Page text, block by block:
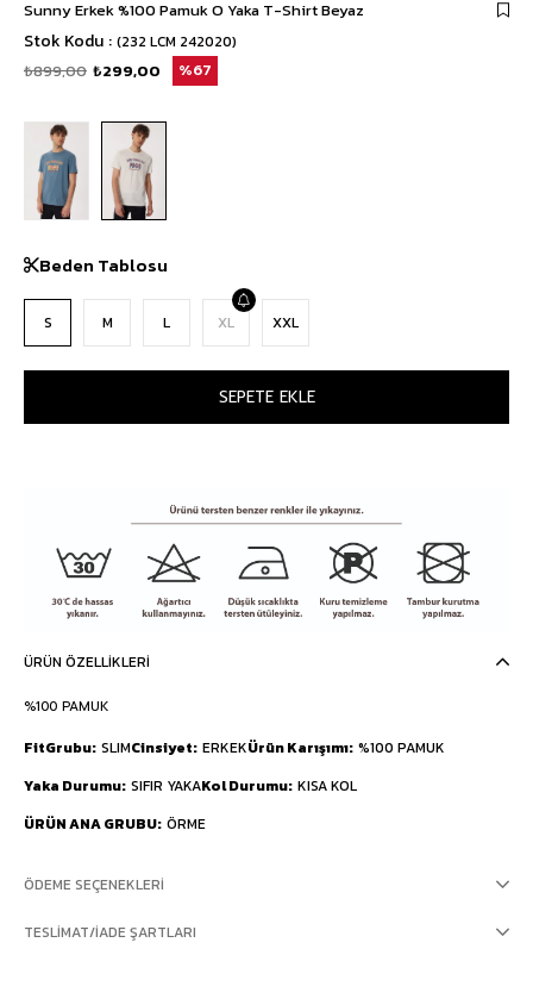
Sunny Erkek %100 Pamuk O Yaka T-Shirt Beyaz
Stok Kodu (232 LCM 242020)
₺899,00 ₺299,00 67
Beden Tablosu
S M L XL XXL
ÜRÜN ÖZELLIKLERI
%100 PAMUK
FitGrubu SLIMCinsiyet ERKEKÜrün Karışımı %100 PAMUK
Yaka Durumu SIFIR YAKAKol Durumu KISA KOL
ÜRÜN ANA GRUBU ÖRME
ÖDEME SEÇENEKLERI
TESLIMAT/İADE ŞARTLARI